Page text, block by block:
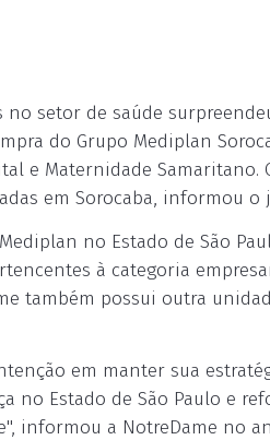
setor de saúde
do Grupo Mediplan
e Maternidade Samaritano.
em Sorocaba, informou
no Estado de São
à categoria
também possui outra
em manter sua
no Estado de São Paulo e
informou a NotreDame no